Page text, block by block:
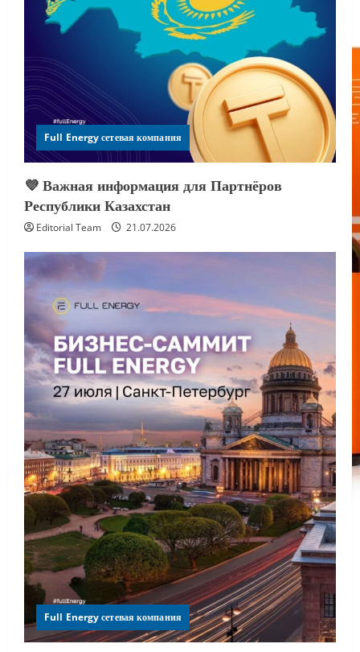
Full Energy сетевая компания
💜 Важная информация для Партнёров
Республики Казахстан
Editorial Team 21.07.2026
Full Energy сетевая компания